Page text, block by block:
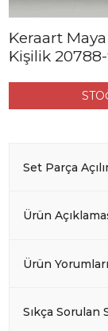
Keraart
Kişilik
Set Parça
Ürün
Ürün
Sıkça Sorulan